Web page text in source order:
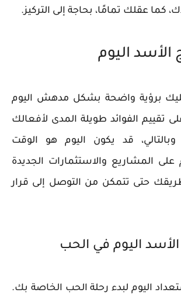
كما عقلك تمامًا، بحاجة إلى التركيز.
الأسد اليوم
برؤية واضحة بشكل مدهش اليوم
تقييم الفوائد طويلة المدى لأفعالك
قد يكون اليوم هو الوقت
المشاريع والاستثمارات الجديدة
حتى تتمكن من التوصل إلى قرار
اليوم في الحب
اليوم لبدء رحلة الحب الخاصة بك.